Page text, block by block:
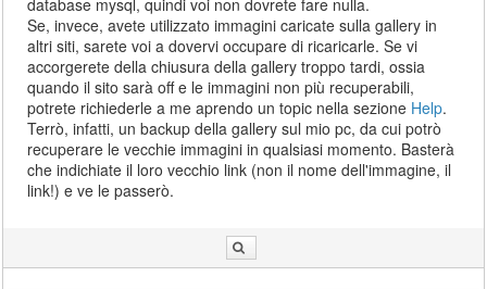
database mysql, quindi voi non dovrete fare nulla.
Se, invece, avete utilizzato immagini caricate sulla gallery in
altri siti, sarete voi a dovervi occupare di ricaricarle. Se vi
accorgerete della chiusura della gallery troppo tardi, ossia
quando il sito sarà off e le immagini non più recuperabili,
potrete richiederle a me aprendo un topic nella sezione Help.
Terrò, infatti, un backup della gallery sul mio pc, da cui potrò
recuperare le vecchie immagini in qualsiasi momento. Basterà
che indichiate il loro vecchio link (non il nome dell'immagine, il
link!) e ve le passerò.